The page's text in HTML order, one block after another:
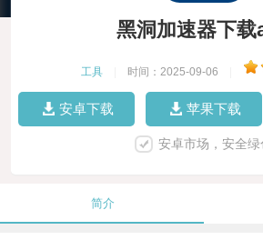
黑洞加速器下载
工具 时间：2025-09-06
安卓下载 苹果下载
安卓市场，安全绿
简介